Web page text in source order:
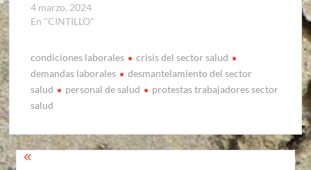
4 marzo, 2024
En "CINTILLO"
condiciones laborales
crisis del sector salud
demandas laborales
desmantelamiento del sector
salud
personal de salud
protestas trabajadores sector
salud
Navegación